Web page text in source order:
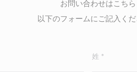
お問い合わせはこちら
以下のフォームにご記入くだ